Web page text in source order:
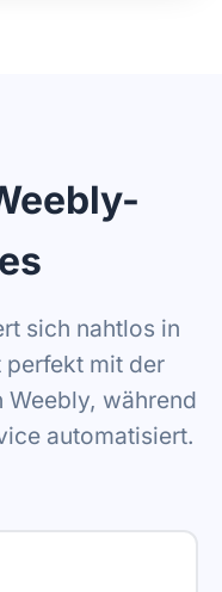
sich nahtlos in
mit der
während
automatisiert.